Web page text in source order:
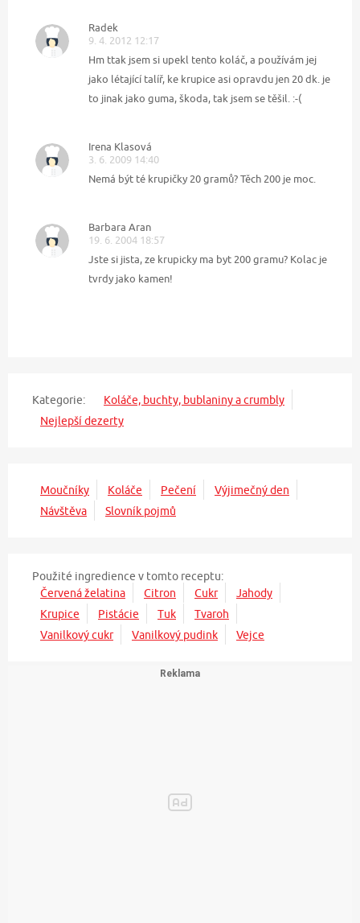
Radek
9. 4. 2012 12:17
Hm ttak jsem si upekl tento koláč, a používám jej
jako létající talíř, ke krupice asi opravdu jen 20 dk. je
to jinak jako guma, škoda, tak jsem se těšil. :-(
Irena Klasová
3. 6. 2009 14:40
Nemá být té krupičky 20 gramů? Těch 200 je moc.
Barbara Aran
19. 6. 2004 18:57
Jste si jista, ze krupicky ma byt 200 gramu? Kolac je
tvrdy jako kamen!
Kategorie:
Koláče, buchty, bublaniny a crumbly
Nejlepší dezerty
Moučníky Koláče Pečení
Výjimečný den
Návštěva
Slovník pojmů
Použité ingredience v tomto receptu:
Červená želatina
Citron Cukr
Jahody
Krupice
Pistácie Tuk
Tvaroh
Vanilkový cukr
Vanilkový pudink Vejce